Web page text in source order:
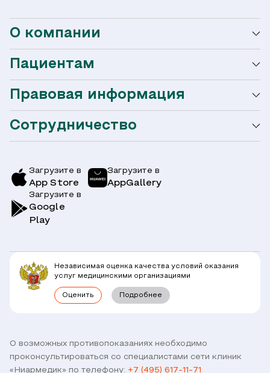
О компании
О сети Ниармедик
Услуги и цены
Врачи
Клиники
Комплексные программы
Наши партнеры и клиенты
Пациентам
Мобильное приложение
Акции
Заболевания
Симптомы
Правовая информация
Горячая линия / контроль качества
Связь с директором
Правовая информация
Оформление налогового вычета
Вопрос-Ответ по ОМС
Прямое прикрепление сотрудников
Договор оферты
Сотрудничество
О возможных противопоказаниях необходимо
проконсультироваться со специалистами сети клиник
«Ниармедик» по телефону: +7 (495) 617-11-71
Загрузите в
App Store
Загрузите в
AppGallery
Загрузите в
Google
Play
Независимая оценка качества условий оказания
услуг медицинскими организациями
Оценить Подробнее